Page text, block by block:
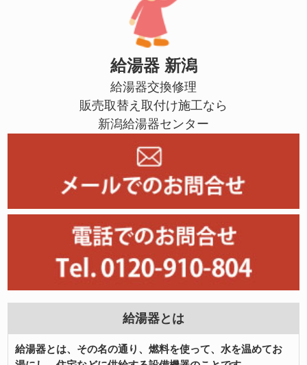
給湯器 新潟
給湯器交換修理
販売取替え取付け施工なら
新潟給湯器センター
給湯器とは
給湯器とは、その名の通り、燃料を使って、水を温めてお